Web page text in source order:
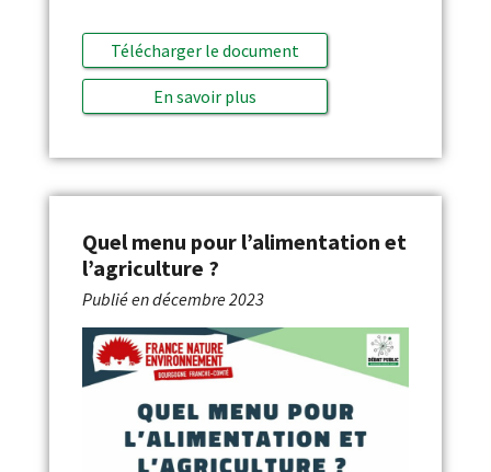
Télécharger le document
En savoir plus
Quel menu pour l’alimentation et
l’agriculture ?
Publié endécembre 2023